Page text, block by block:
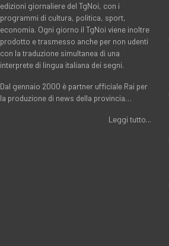
edizioni giornaliere del TgNoi, con i
programmi di cultura, politica, sport,
economia. Ogni giorno il TgNoi viene inoltre
prodotto e trasmesso anche per non udenti
con la traduzione simultanea di una
interprete di lingua italiana dei segni.
Dal gennaio 2000 è partner ufficiale Rai per
la produzione di news della provincia…
Leggi tutto...